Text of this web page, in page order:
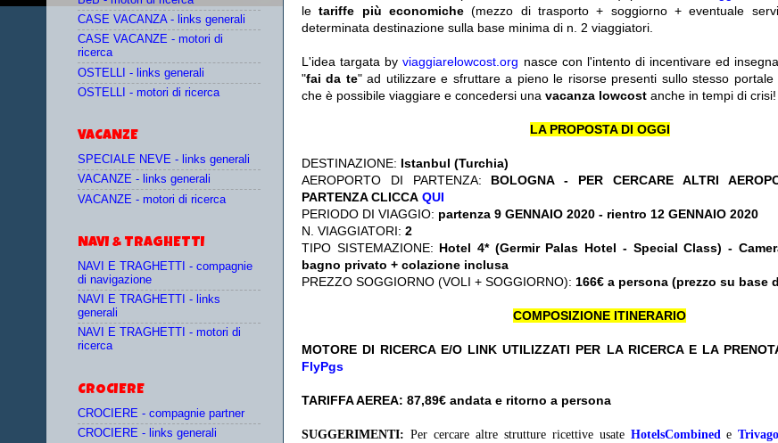
le tariffe più economiche(mezzo di trasporto + soggiorno + eventuale
determinata destinazione sulla base minima di n. 2 viaggiatori.
L'idea targata byviaggiarelowcost.org nasce con l'intento di incentivare ed
"fai da te" ad utilizzare e sfruttare a pieno le risorse presenti sullo stesso portale
che è possibile viaggiare e concedersi una vacanza lowcost anche in tempi di crisi!
LA PROPOSTA DI OGGI
DESTINAZIONE: Istanbul (Turchia)
AEROPORTO DI PARTENZA: BOLOGNA - PER CERCARE ALTRI
PARTENZA CLICCA QUI
PERIODO DI VIAGGIO: partenza 9 GENNAIO 2020 - rientro 12 GENNAIO 2020
N. VIAGGIATORI: 2
TIPO SISTEMAZIONE: Hotel 4* (Germir Palas Hotel - Special Class) -
bagno privato + colazione inclusa
PREZZO SOGGIORNO (VOLI + SOGGIORNO): 166€ a persona (prezzo su base
COMPOSIZIONE ITINERARIO
MOTORE DI RICERCA E/O LINK UTILIZZATI PER LA RICERCA E LA
FlyPgs
TARIFFA AEREA: 87,89€ andata e ritorno a persona
SUGGERIMENTI: Per cercare altre strutture ricettive usate HotelsCombinedeTrivago
CASE VACANZA - links generali
CASE VACANZE - motori di
ricerca
OSTELLI - links generali
OSTELLI - motori di ricerca
VACANZE
SPECIALE NEVE - links generali
VACANZE - links generali
VACANZE - motori di ricerca
NAVI & TRAGHETTI
NAVI E TRAGHETTI - compagnie
di navigazione
NAVI E TRAGHETTI - links
generali
NAVI E TRAGHETTI - motori di
ricerca
CROCIERE
CROCIERE - compagnie partner
CROCIERE - links generali